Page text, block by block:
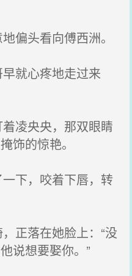
偏头看向傅西洲。
就心疼地走过来
凌央央，那双眼睛
饰的惊艳。
下，咬着下唇，转
正落在她脸上：“没
说想要娶你。”